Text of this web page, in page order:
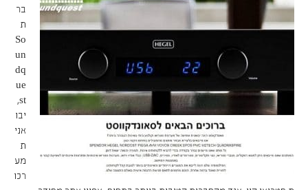
בר
ת
So
un
dq
ue
st,
יבו
אני
ת
מע
רכו